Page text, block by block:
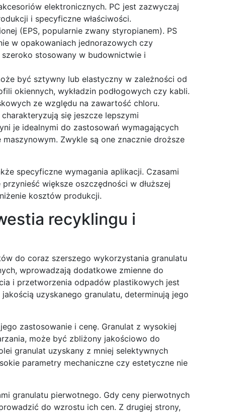
elektronicznych. PC jest zazwyczaj
i specyficzne właściwości.
(EPS, popularnie zwany styropianem). PS
w opakowaniach jednorazowych czy
szeroko stosowany w budownictwie i
być sztywny lub elastyczny w zależności od
okiennych, wykładzin podłogowych czy kabli.
ze względu na zawartość chloru.
się jeszcze lepszymi
je idealnymi do zastosowań wymagających
Zwykle są one znacznie droższe
specyficzne wymagania aplikacji. Czasami
większe oszczędności w dłuższej
kosztów produkcji.
recyklingu i
do coraz szerszego wykorzystania granulatu
wprowadzają dodatkowe zmienne do
i przetworzenia odpadów plastikowych jest
uzyskanego granulatu, determinują jego
zastosowanie i cenę. Granulat z wysokiej
może być zbliżony jakościowo do
granulat uzyskany z mniej selektywnych
parametry mechaniczne czy estetyczne nie
granulatu pierwotnego. Gdy ceny pierwotnych
do wzrostu ich cen. Z drugiej strony,